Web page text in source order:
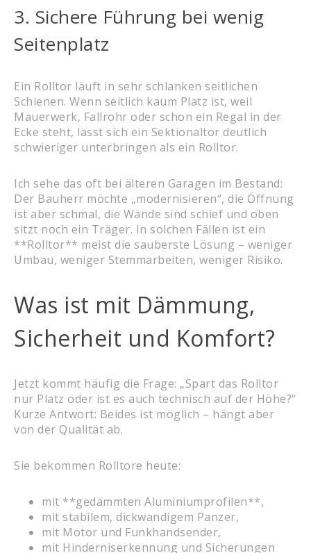
3. Sichere Führung bei wenig
Seitenplatz
Ein Rolltor läuft in sehr schlanken seitlichen
Schienen. Wenn seitlich kaum Platz ist, weil
Mauerwerk, Fallrohr oder schon ein Regal in der
Ecke steht, lässt sich ein Sektionaltor deutlich
schwieriger unterbringen als ein Rolltor.
Ich sehe das oft bei älteren Garagen im Bestand:
Der Bauherr möchte „modernisieren“, die Öffnung
ist aber schmal, die Wände sind schief und oben
sitzt noch ein Träger. In solchen Fällen ist ein
**Rolltor** meist die sauberste Lösung – weniger
Umbau, weniger Stemmarbeiten, weniger Risiko.
Was ist mit Dämmung,
Sicherheit und Komfort?
Jetzt kommt häufig die Frage: „Spart das Rolltor
nur Platz oder ist es auch technisch auf der Höhe?“
Kurze Antwort: Beides ist möglich – hängt aber
von der Qualität ab.
Sie bekommen Rolltore heute:
mit **gedämmten Aluminiumprofilen**,
mit stabilem, dickwandigem Panzer,
mit Motor und Funkhandsender,
mit Hinderniserkennung und Sicherungen